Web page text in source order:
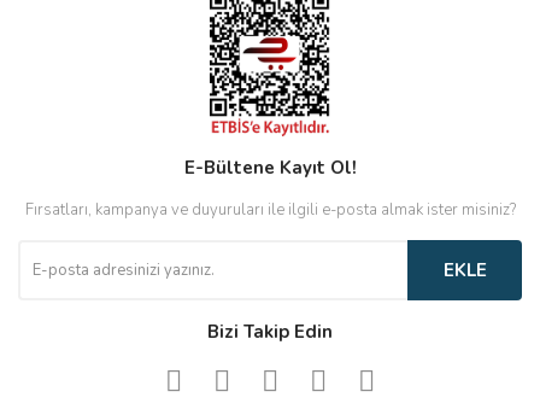
E-Bültene Kayıt Ol!
Fırsatları, kampanya ve duyuruları ile ilgili e-posta almak ister misiniz?
EKLE
Bizi Takip Edin